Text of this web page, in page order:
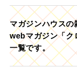
マガジンハウス
webマガジン「ク
一覧です。